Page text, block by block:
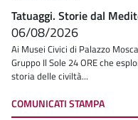
Tatuaggi. Storie dal
06/08/2026
Ai Musei Civici di Palazzo
Gruppo Il Sole 24 ORE che
storia delle civiltà...
COMUNICATI STAMPA